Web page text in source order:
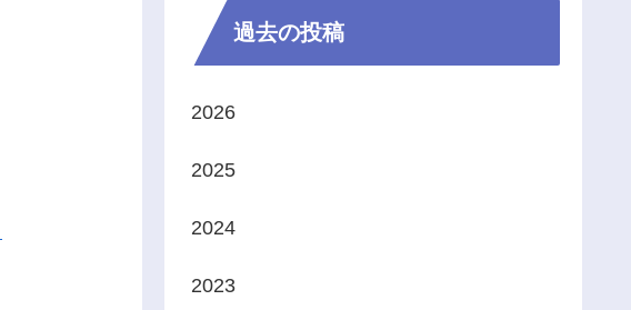
過去の投稿
2026
2025
2024
2023